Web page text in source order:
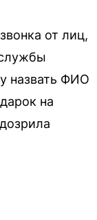
от лиц,
назвать ФИО
на